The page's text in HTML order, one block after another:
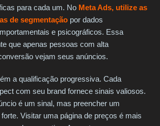
para cada um. No Meta Ads, utilize as
de segmentação por dados
e psicográficos. Essa
que apenas pessoas com alta
vejam seus anúncios.
a qualificação progressiva. Cada
com seu brand fornece sinais valiosos.
é um sinal, mas preencher um
Visitar uma página de preços é mais